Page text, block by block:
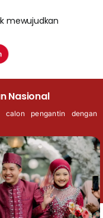
mewujudkan
Nasional
pengantin dengan